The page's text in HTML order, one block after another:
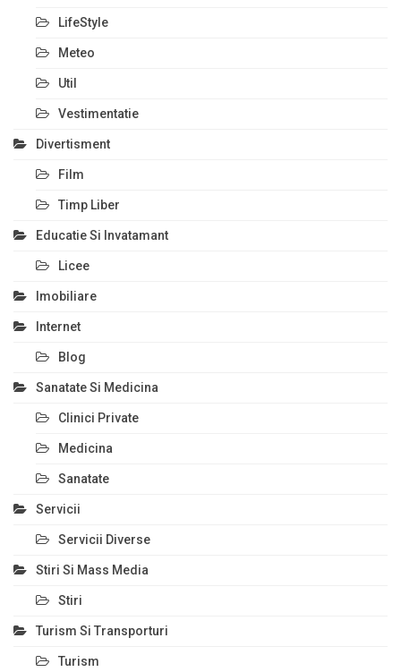
LifeStyle
Meteo
Util
Vestimentatie
Divertisment
Film
Timp Liber
Educatie Si Invatamant
Licee
Imobiliare
Internet
Blog
Sanatate Si Medicina
Clinici Private
Medicina
Sanatate
Servicii
Servicii Diverse
Stiri Si Mass Media
Stiri
Turism Si Transporturi
Turism